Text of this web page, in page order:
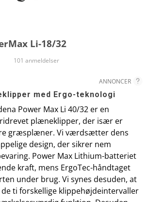
Li-18/32
101 anmeldelser
ANNONCER
med Ergo-teknologi
Power Max Li 40/32 er en
plæneklipper, der især er
græsplæner. Vi værdsætter dens
design, der sikrer nem
Power Max Lithium-batteriet
kraft, mens ErgoTec-håndtaget
under brug. Vi synes desuden, at
ti forskellige klippehøjdeintervaller